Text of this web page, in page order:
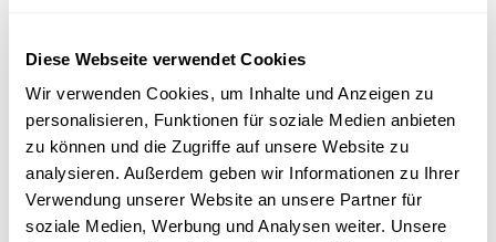
Diese Webseite verwendet Cookies
Wir verwenden Cookies, um Inhalte und Anzeigen zu
personalisieren, Funktionen für soziale Medien anbieten
zu können und die Zugriffe auf unsere Website zu
analysieren. Außerdem geben wir Informationen zu Ihrer
Verwendung unserer Website an unsere Partner für
soziale Medien, Werbung und Analysen weiter. Unsere
aus "Arie auf tönernen Füßen"
Sammlungsgeschichte
Sammlung Audio-Eigenaufnahmen der Österreichischen
Mediathek
Art der Aufnahme